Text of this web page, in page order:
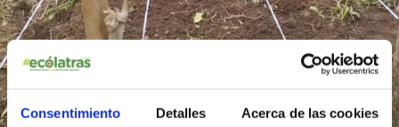
Consentimiento Detalles Acerca de las cookies